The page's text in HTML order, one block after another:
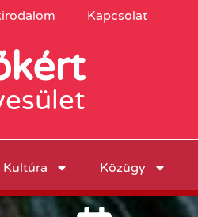
Kapcsolat
Kultúra Közügy